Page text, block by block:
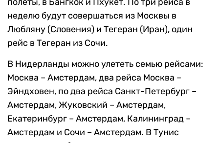
неделю будут совершаться из Москвы в
Любляну (Словения) и Тегеран (Иран), один
рейс в Тегеран из Сочи.
В Нидерланды можно улететь семью рейсами:
Москва – Амстердам, два рейса Москва –
Эйндховен, по два рейса Санкт-Петербург –
Амстердам, Жуковский – Амстердам,
Екатеринбург – Амстердам, Калининград –
Амстердам и Сочи – Амстердам. В Тунис